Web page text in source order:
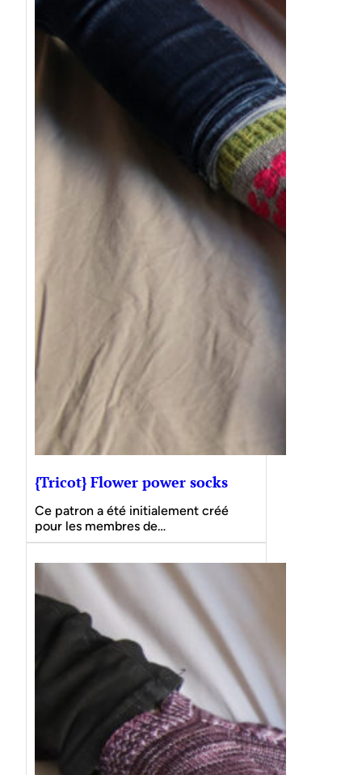
{Tricot} Flower power socks
Ce patron a été initialement créé
pour les membres de…